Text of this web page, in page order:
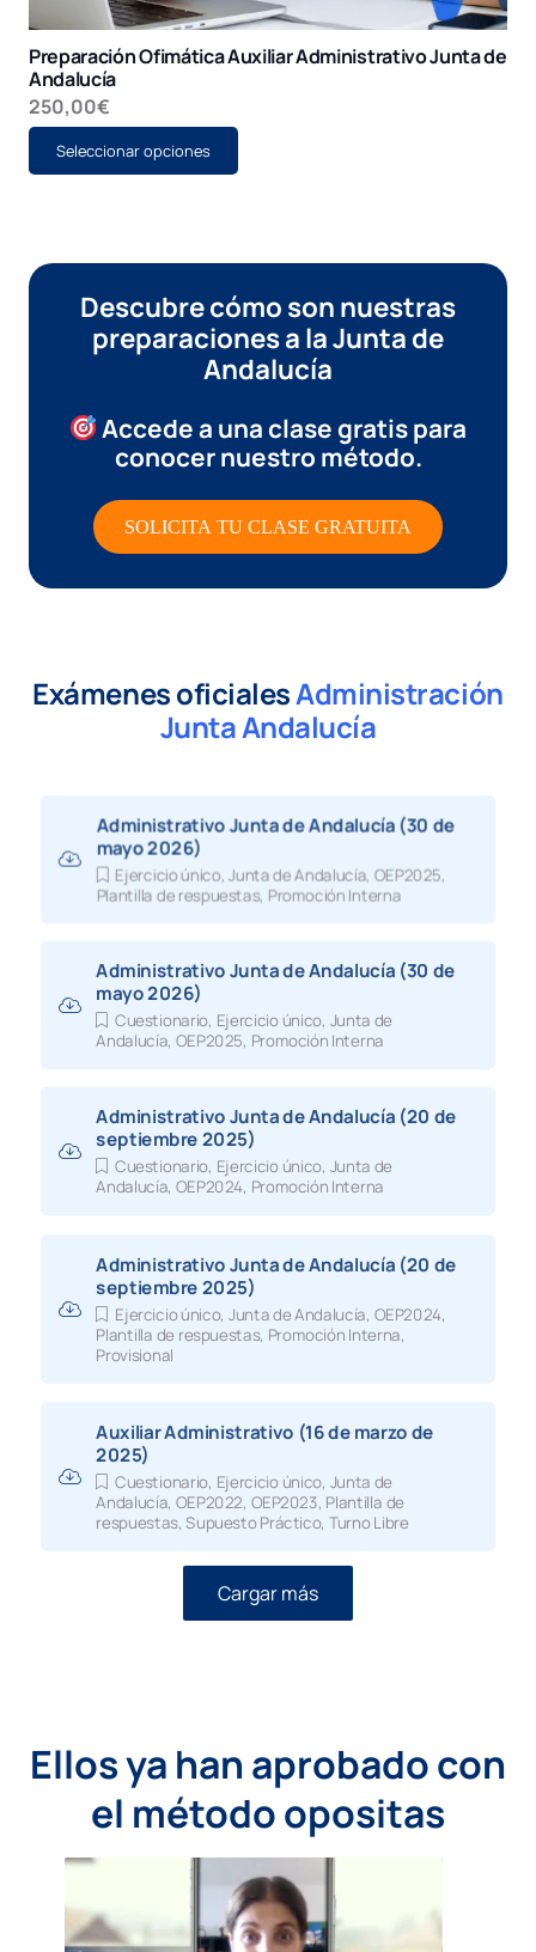
Preparación Ofimática Auxiliar Administrativo Junta de
Andalucía
250,00€
Seleccionar opciones
Este
tiene
se
elegir
la
página
de
Descubre cómo son nuestras
preparaciones a la Junta de
Andalucía
Accede a una clase gratispara
conocer nuestro método.
SOLICITA TU CLASE GRATUITA
Exámenes oficialesAdministración
Junta Andalucía
Administrativo Junta de Andalucía (30 de
mayo 2026)
Ejercicio único,Junta de Andalucía OEP2025
Plantilla de respuestas, Promoción Interna
Administrativo Junta de Andalucía (30 de
mayo 2026)
Cuestionario, Ejercicio único, Junta de
Andalucía, OEP2025, Promoción Interna
Administrativo Junta de Andalucía (20 de
septiembre 2025)
Cuestionario, Ejercicio único, Junta de
Andalucía, OEP2024, Promoción Interna
Administrativo Junta de Andalucía (20 de
septiembre 2025)
Ejercicio único,Junta de Andalucía, OEP2024,
Plantilla de respuestas, Promoción Interna,
Provisional
Auxiliar Administrativo (16 de marzo de
2025)
Cuestionario, Ejercicio único, Junta de
Andalucía, OEP2022, OEP2023, Plantilla de
respuestas,Supuesto Práctico,Turno Libre
Cargar más
Ellos ya han aprobado con
el método opositas